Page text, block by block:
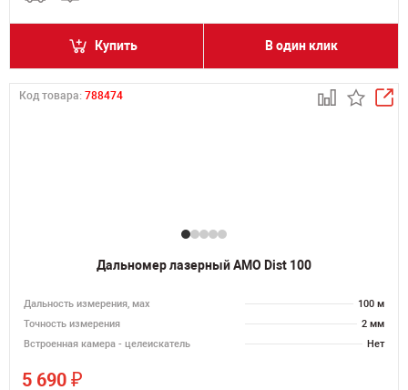
Купить В один клик
Код товара: 788474
Дальномер лазерный AMO Dist 100
Дальность измерения, мах
100 м
Точность измерения
2 мм
Встроенная камера - целеискатель
Нет
5 690 ₽